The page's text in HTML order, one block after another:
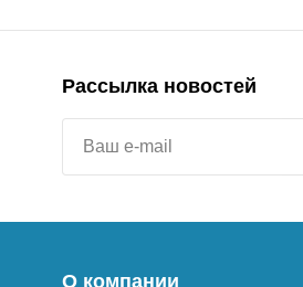
Рассылка новостей
О компании